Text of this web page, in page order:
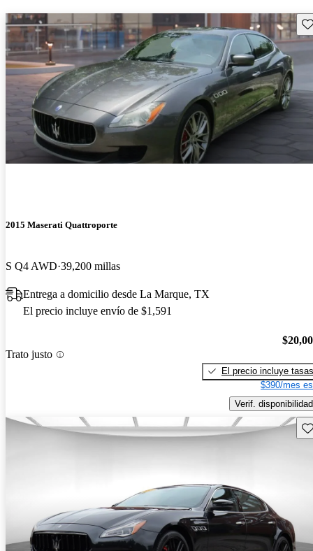
2015 Maserati Quattroporte
S Q4 AWD 39,200 millas
Entrega a domicilio desde La Marque, TX
El precio incluye envío de $1,591
Trato justo
El precio incluye tasas
$390/mes
Verif. disponibilidad